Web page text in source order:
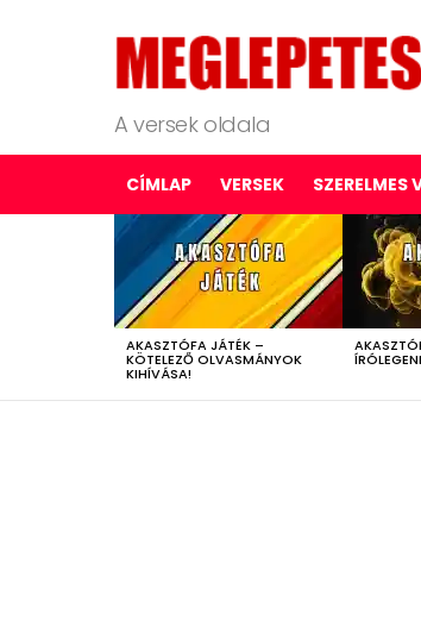
A versek oldala
CÍMLAP VERSEK SZERELMES
LATEST
STORIES
AKASZTÓFA JÁTÉK –
KÖTELEZŐ OLVASMÁNYOK
KIHÍVÁSA!